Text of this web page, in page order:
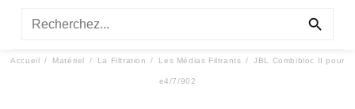

Accueil Matériel La Filtration Les Médias Filtrants JBL Combibloc II pour
e4/7/902